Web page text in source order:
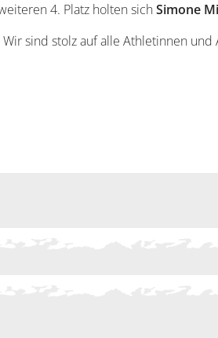
4. Platz holten sichSimone
sind stolz auf alle Athletinnen